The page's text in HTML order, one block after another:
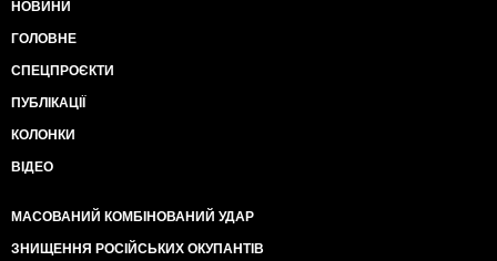
НОВИНИ
ГОЛОВНЕ
СПЕЦПРОЄКТИ
ПУБЛІКАЦІЇ
КОЛОНКИ
ВІДЕО
МАСОВАНИЙ КОМБІНОВАНИЙ УДАР
ЗНИЩЕННЯ РОСІЙСЬКИХ ОКУПАНТІВ